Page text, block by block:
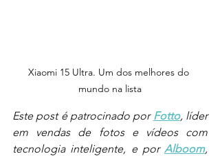
Xiaomi 15 Ultra. Um dos melhores do
mundo na lista
Este post é patrocinado por Fotto, líder
em vendas de fotos e vídeos com
tecnologia inteligente, e por Alboom,